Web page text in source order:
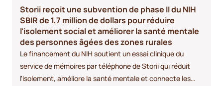
Storii reçoit une subvention de phase II du NIH
SBIR de 1,7 million de dollars pour réduire
l'isolement social et améliorer la santé mentale
des personnes âgées des zones rurales
Le financement du NIH soutient un essai clinique du
service de mémoires par téléphone de Storii qui réduit
l'isolement, améliore la santé mentale et connecte les